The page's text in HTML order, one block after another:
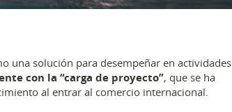
una solución para desempeñar en actividades
con la “carga de proyecto”, que se ha
al entrar al comercio internacional.